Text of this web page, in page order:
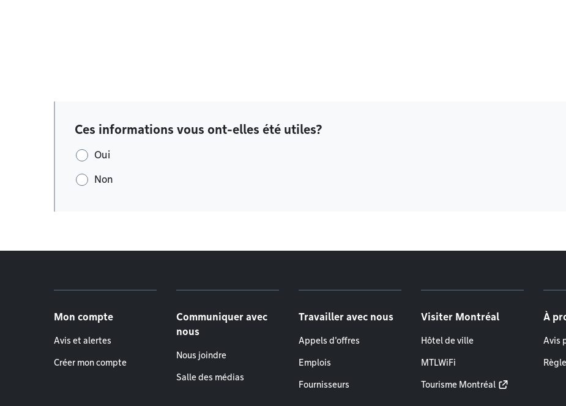
Ces informations vous ont-elles été utiles?
Oui
Non
Mon compte
Avis et alertes
Créer mon compte
Communiquer avec
nous
Nous joindre
Salle des médias
Travailler avec nous
Appels d'offres
Emplois
Fournisseurs
Visiter Montréal
Hôtel de ville
MTLWiFi
Tourisme Montréal
À
Avis